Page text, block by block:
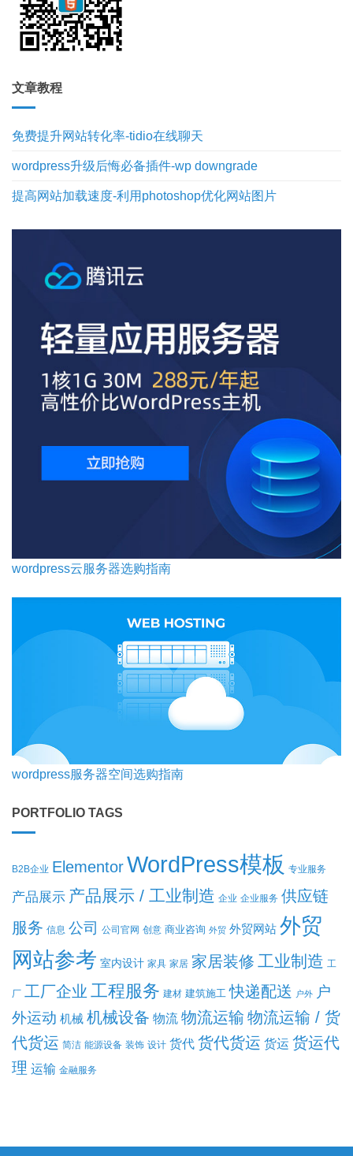
文章教程
免费提升网站转化率-tidio在线聊天
wordpress升级后悔必备插件-wp downgrade
提高网站加载速度-利用photoshop优化网站图片
wordpress云服务器选购指南
wordpress服务器空间选购指南
PORTFOLIO TAGS
B2B企业 ElementorWordPress模板 专业服务
产品展示 产品展示 / 工业制造 企业 企业服务 供应链
服务 信息 公司 公司官网 创意 商业咨询 外贸 外贸网站 外贸
网站参考 室内设计 家具 家居 家居装修 工业制造 工
厂 工厂企业 工程服务 建材 建筑施工 快递配送 户外
户
外运动 机械 机械设备 物流 物流运输 物流运输 / 货
代货运 简洁 能源设备 装饰 设计 货代 货代货运 货运 货运代
理 运输 金融服务